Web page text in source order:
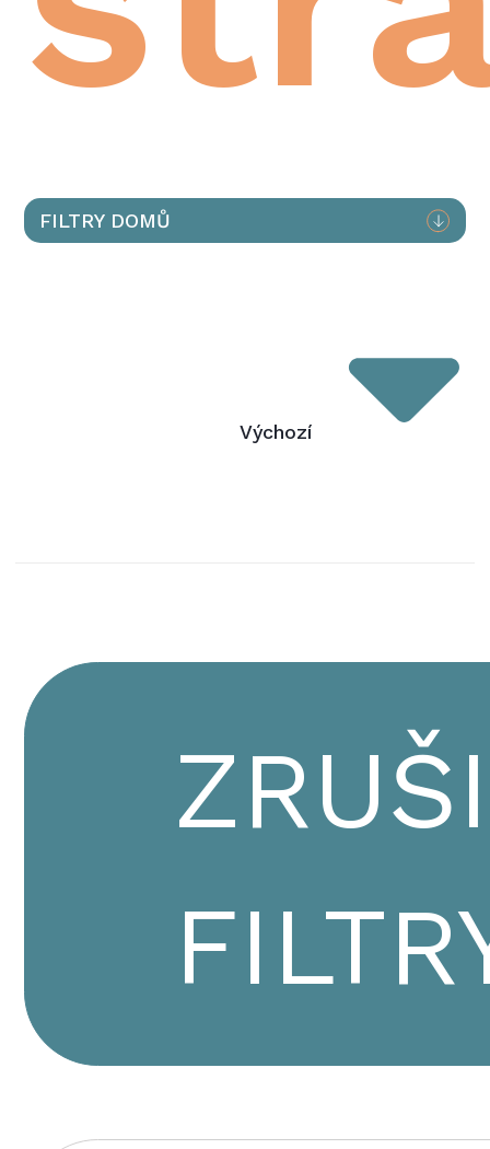
FILTRY DOMŮ
Výchozí